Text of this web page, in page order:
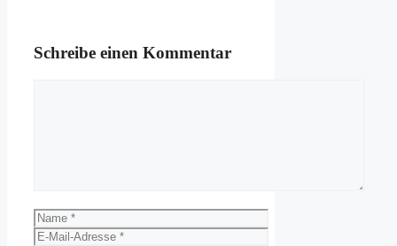
Schreibe einen Kommentar
Name
E-